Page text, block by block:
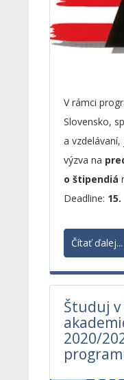
V rámci
Slovensko,
a
výzva na
o štipendiá
Deadline:
Čítať ďalej...
Študuj v
2020/